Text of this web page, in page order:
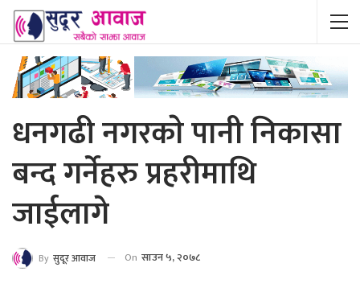
धनगढी नगरकाे पानी निकासा
बन्द गर्नेहरु प्रहरीमाथि
जाईलागे
By सुदूर आवाज On साउन ५, २०७८